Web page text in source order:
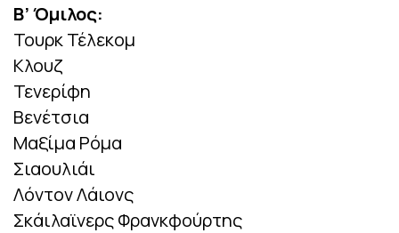
Β’ Όμιλος:
Τουρκ Τέλεκομ
Κλουζ
Τενερίφη
Βενέτσια
Μαξίμα Ρόμα
Σιαουλιάι
Λόντον Λάιονς
Σκάιλαϊνερς Φρανκφούρτης